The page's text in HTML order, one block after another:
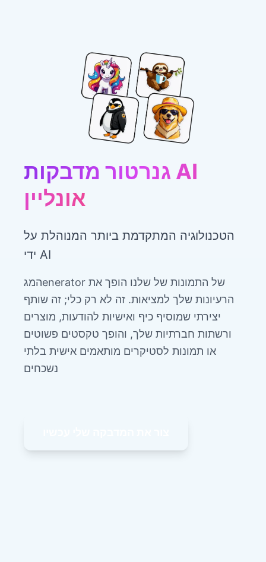
גנרטור מדבקות AI
אונליין
הטכנולוגיה המתקדמת ביותר המנוהלת על
ידי AI
המגenerator של התמונות של שלנו הופך את
הרעיונות שלך למציאות. זה לא רק כלי; זה שותף
יצירתי שמוסיף כיף ואישיות להודעות, מוצרים
ורשתות חברתיות שלך, והופך טקסטים פשוטים
או תמונות לסטיקרים מותאמים אישית בלתי
נשכחים